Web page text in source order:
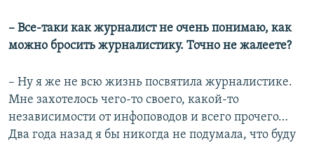
– Все-таки как журналист не очень понимаю, как
можно бросить журналистику. Точно не жалеете?
– Ну я же не всю жизнь посвятила журналистике.
Мне захотелось чего-то своего, какой-то
независимости от инфоповодов и всего прочего…
Два года назад я бы никогда не подумала, что буду